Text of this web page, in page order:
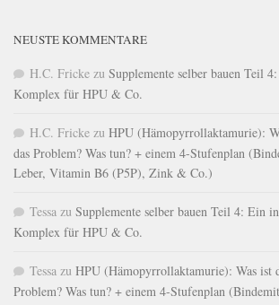
NEUSTE KOMMENTARE
H.C. Fricke zu Supplemente selber bauen Teil
Komplex für HPU & Co.
H.C. Fricke zu HPU (Hämopyrrollaktamurie):
das Problem? Was tun? + einem 4-Stufenplan
Leber, Vitamin B6 (P5P), Zink & Co.)
Tessa zu Supplemente selber bauen Teil 4: Ein
Komplex für HPU & Co.
Tessa zu HPU (Hämopyrrollaktamurie): Was ist
Problem? Was tun? + einem 4-Stufenplan